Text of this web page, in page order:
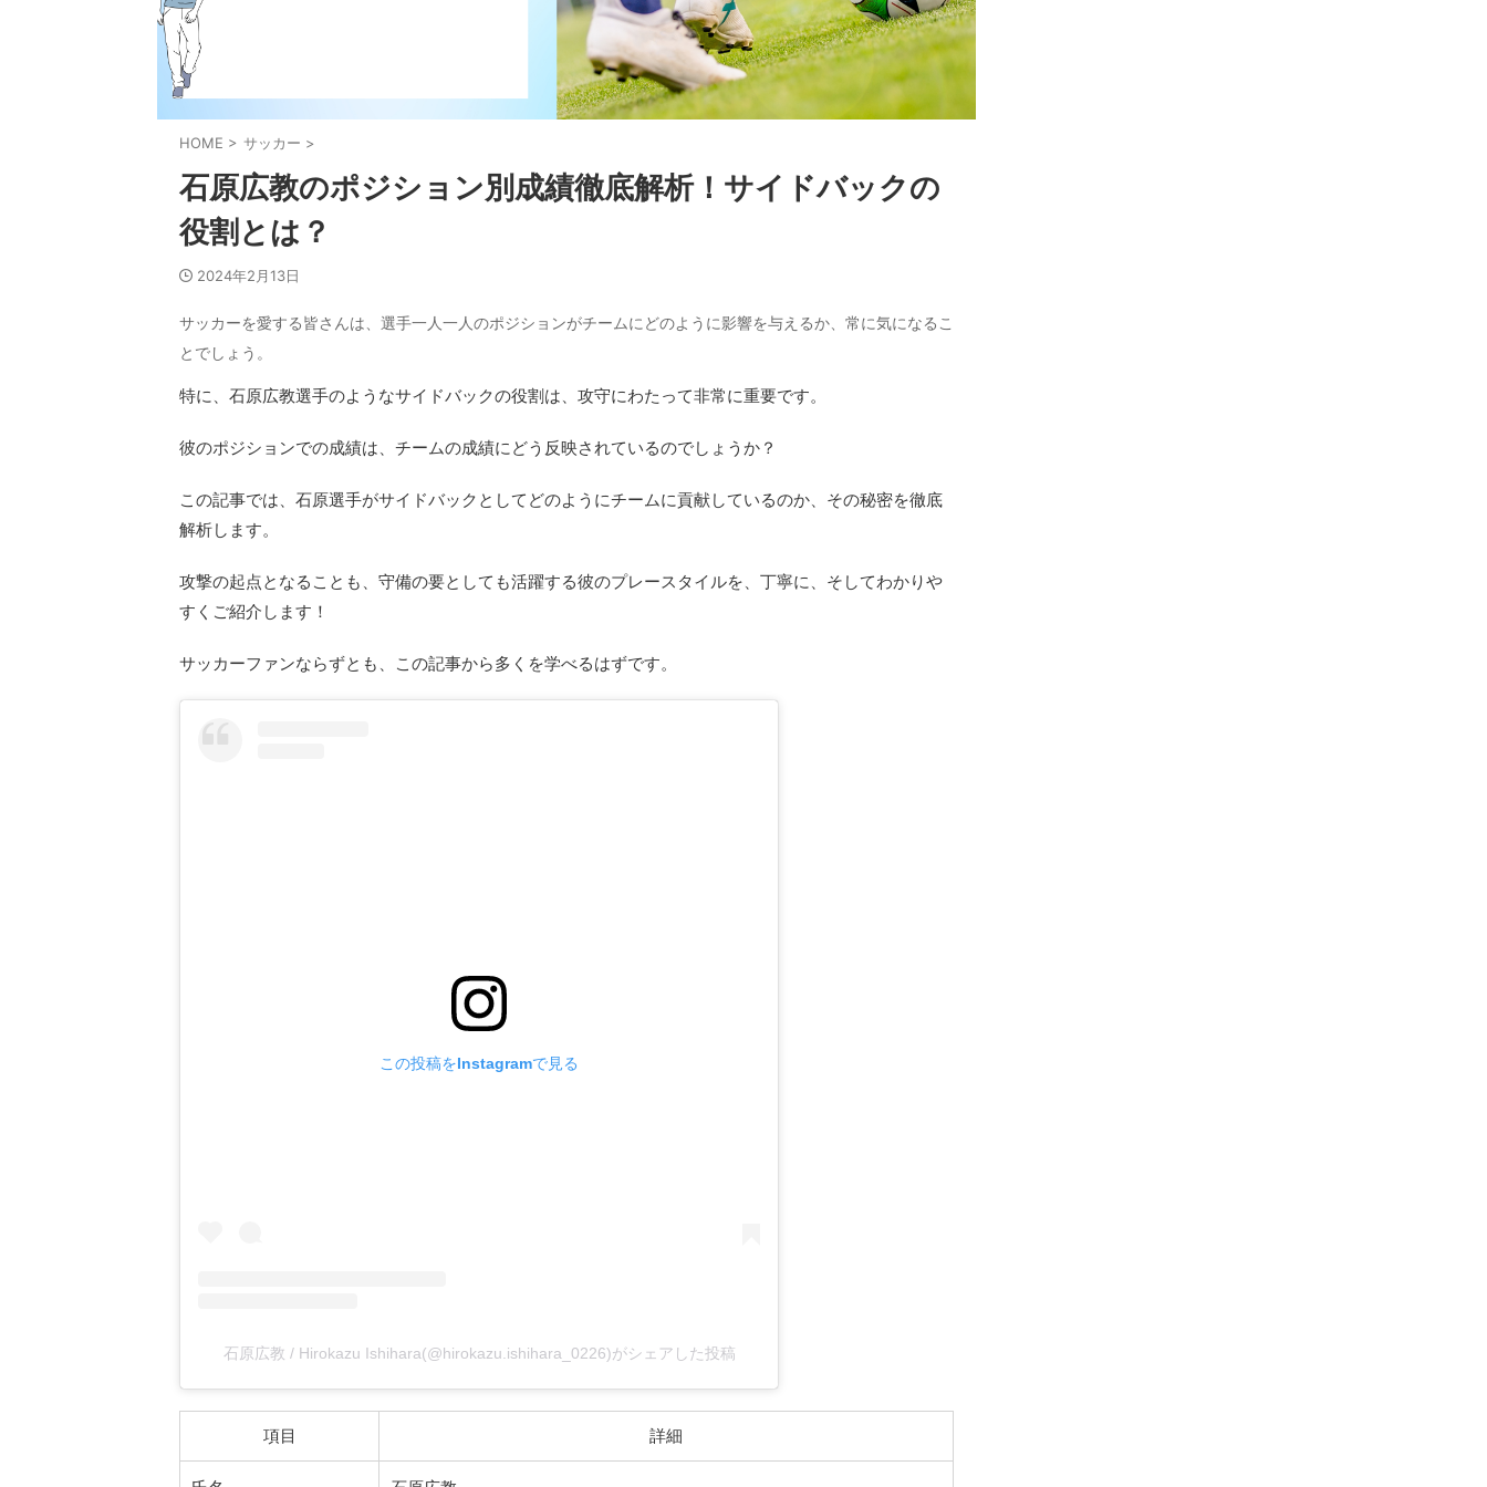
HOME > サッカー >
石原広教のポジション別成績徹底解析！サイドバックの
役割とは？
2024年2月13日
サッカーを愛する皆さんは、選手一人一人のポジションがチームにどのように影響を与えるか、常に気になるこ
とでしょう。
特に、石原広教選手のようなサイドバックの役割は、攻守にわたって非常に重要です。
彼のポジションでの成績は、チームの成績にどう反映されているのでしょうか？
この記事では、石原選手がサイドバックとしてどのようにチームに貢献しているのか、その秘密を徹底
解析します。
攻撃の起点となることも、守備の要としても活躍する彼のプレースタイルを、丁寧に、そしてわかりや
すくご紹介します！
サッカーファンならずとも、この記事から多くを学べるはずです。
この投稿をInstagramで見る
石原広教 / Hirokazu Ishihara(@hirokazu.ishihara_0226)がシェアした投稿
項目 詳細